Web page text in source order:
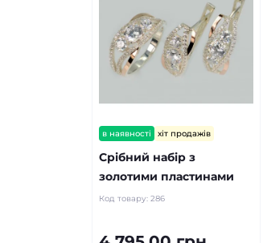
в наявності хіт продажів
Срібний набір з
золотими пластинами
Код товару: 286